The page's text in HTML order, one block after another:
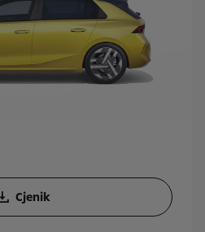
Cjenik